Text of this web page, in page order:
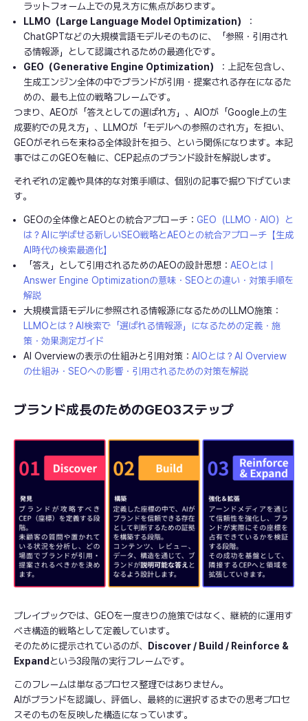
ラットフォーム上での見え方に焦点があります。
LLMO（Large Language Model Optimization）
：
ChatGPTなどの大規模言語モデルそのものに、「参照・引用され
る情報源」として認識されるための最適化です。
GEO（Generative Engine Optimization）
：上記を包含し、
生成エンジン全体の中でブランドが引用・提案される存在になるた
めの、最も上位の戦略フレームです。
つまり、AEOが「答えとしての選ばれ方」、AIOが「Google上の生
成要約での見え方」、LLMOが「モデルへの参照のされ方」を担い、
GEOがそれらを束ねる全体設計を担う、という関係になります。本記
事ではこのGEOを軸に、CEP起点のブランド設計を解説します。
それぞれの定義や具体的な対策手順は、個別の記事で掘り下げていま
す。
GEOの全体像とAEOとの統合アプローチ： GEO（LLMO・AIO）と
は？AIに学ばせる新しいSEO戦略とAEOとの統合アプローチ【生成
AI時代の検索最適化】
「答え」として引用されるためのAEOの設計思想： AEOとは｜
Answer Engine Optimizationの意味・SEOとの違い・対策手順を
解説
大規模言語モデルに参照される情報源になるためのLLMO施策：
LLMOとは？AI検索で「選ばれる情報源」になるための定義・施
策・効果測定ガイド
AI Overviewの表示の仕組みと引用対策： AIOとは？AI Overview
の仕組み・SEOへの影響・引用されるための対策を解説
ブランド成長のためのGEO3ステップ
プレイブックでは、GEOを一度きりの施策ではなく、継続的に運用す
べき構造的戦略として定義しています。
そのために提示されているのが、
Discover / Build / Reinforce &
Expand という3段階の実行フレームです。
このフレームは単なるプロセス整理ではありません。
AIがブランドを認識し、評価し、最終的に選択するまでの思考プロセ
スそのものを反映した構造になっています。